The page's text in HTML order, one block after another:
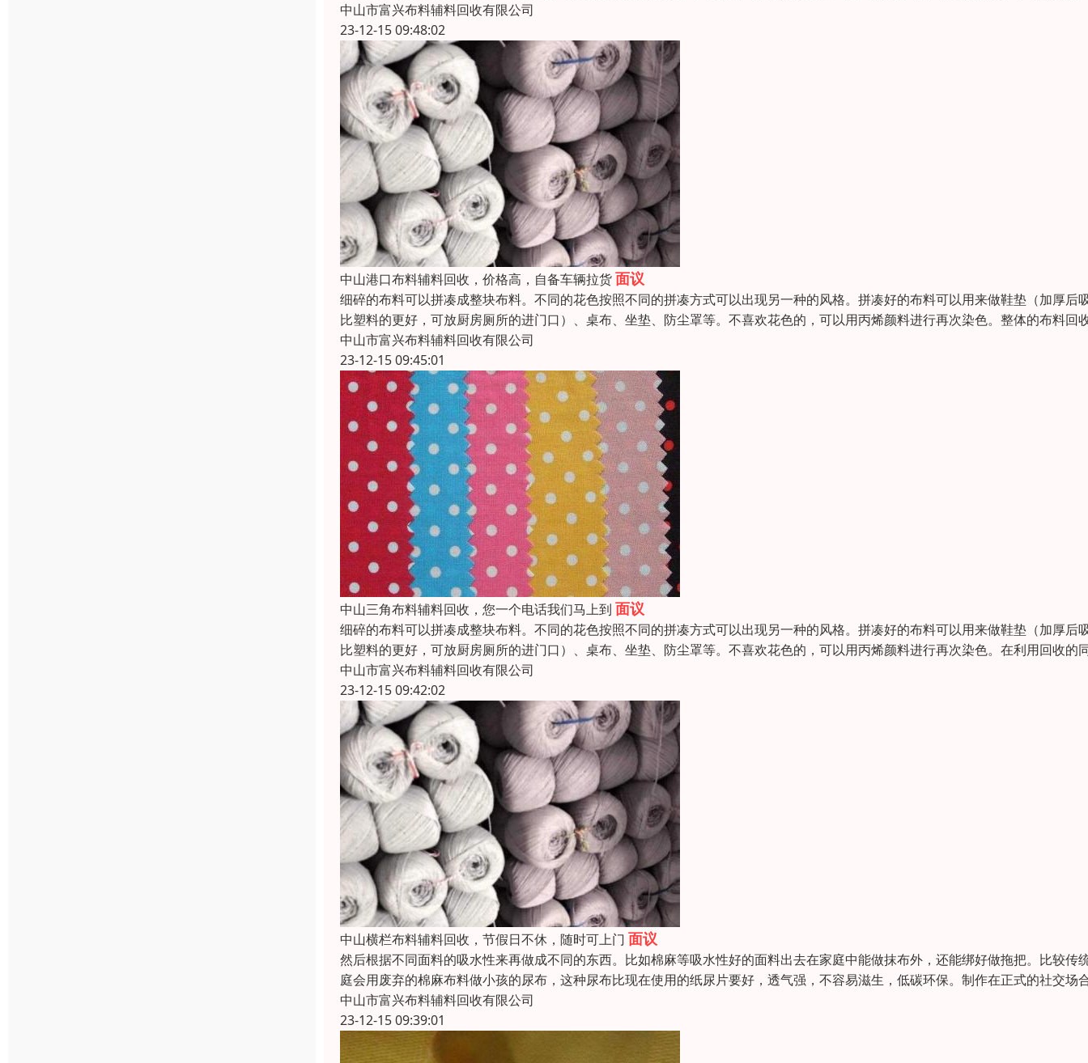
中山市富兴布料辅料回收有限公司
23-12-15 09:48:02
中山港口布料辅料回收，价格高，自备车辆拉货面议
细碎的布料可以拼凑成整块布料。不同的花色按照不同的拼凑方式可以出现另一种的风格。拼凑好的布料可以用来做鞋垫（加厚后
比塑料的更好，可放厨房厕所的进门口）、桌布、坐垫、防尘罩等。不喜欢花色的，可以用丙烯颜料进行再次染色。整体的布料回
中山市富兴布料辅料回收有限公司
23-12-15 09:45:01
中山三角布料辅料回收，您一个电话我们马上到 面议
细碎的布料可以拼凑成整块布料。不同的花色按照不同的拼凑方式可以出现另一种的风格。拼凑好的布料可以用来做鞋垫（加厚后
比塑料的更好，可放厨房厕所的进门口）、桌布、坐垫、防尘罩等。不喜欢花色的，可以用丙烯颜料进行再次染色。在利用回收的
中山市富兴布料辅料回收有限公司
23-12-15 09:42:02
中山横栏布料辅料回收，节假日不休，随时可上门 面议
然后根据不同面料的吸水性来再做成不同的东西。比如棉麻等吸水性好的面料出去在家庭中能做抹布外，还能绑好做拖把。比较传
庭会用废弃的棉麻布料做小孩的尿布，这种尿布比现在使用的纸尿片要好，透气强，不容易滋生，低碳环保。制作在正式的社交场
中山市富兴布料辅料回收有限公司
23-12-15 09:39:01